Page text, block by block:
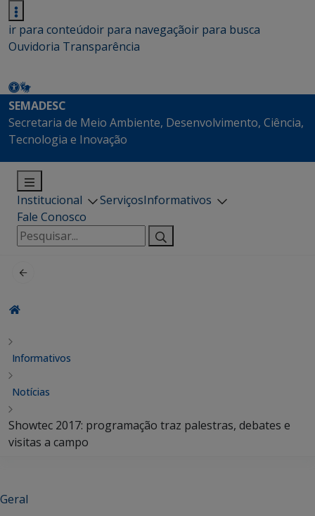
ir para conteúdoir para navegaçãoir para busca
Ouvidoria Transparência
SEMADESC
Secretaria de Meio Ambiente, Desenvolvimento, Ciência,
Tecnologia e Inovação
Institucional ServiçosInformativos
Fale Conosco
Pesquisar
por:
Informativos
Notícias
Showtec 2017: programação traz palestras, debates e
visitas a campo
Geral